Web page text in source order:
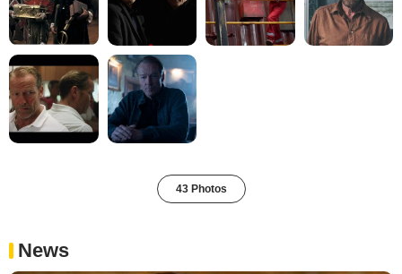
43 Photos
News